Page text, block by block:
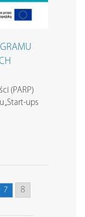
(PARP)
„Start-ups
7 8